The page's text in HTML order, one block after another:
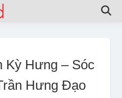
Kỳ Hưng – Sóc
Hưng Đạo